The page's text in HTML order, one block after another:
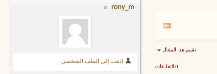
تقييم هذا المقال
0 التعليقات
rony_m
إذهب إلى الملف الشخصي